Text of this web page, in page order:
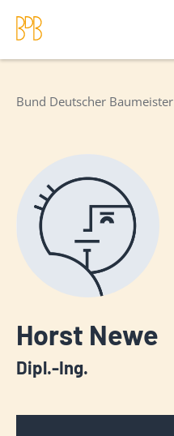
Bund Deutscher Baumeister
Horst Newe
Dipl.-Ing.